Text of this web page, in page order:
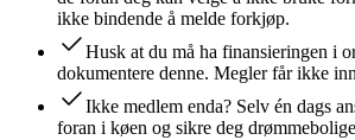
ikke bindende å melde forkjøp.
Husk at du må ha finansieringen i
dokumentere denne. Megler får ikke
Ikke medlem enda? Selv én dags
foran i køen og sikre deg